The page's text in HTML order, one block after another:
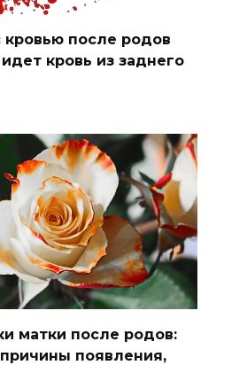
кровью после родов
кровь из заднего
матки после родов:
появления,